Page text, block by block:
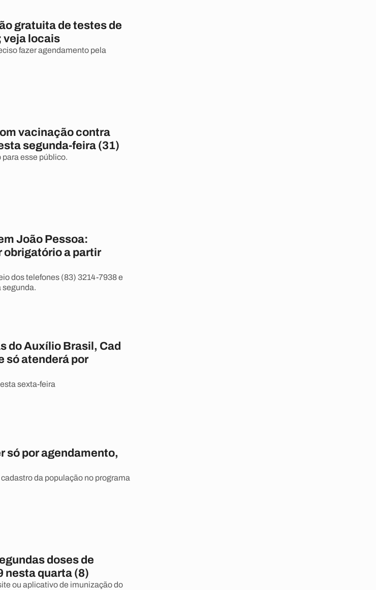
gratuita de testes de
veja locais
fazer agendamento pela
vacinação contra
segunda-feira (31)
esse público.
João Pessoa:
obrigatório a partir
dos telefones (83) 3214-7938 e
segunda.
do Auxílio Brasil, Cad
só atenderá por
sexta-feira
só por agendamento,
da população no programa
doses de
nesta quarta (8)
ou aplicativo de imunização do